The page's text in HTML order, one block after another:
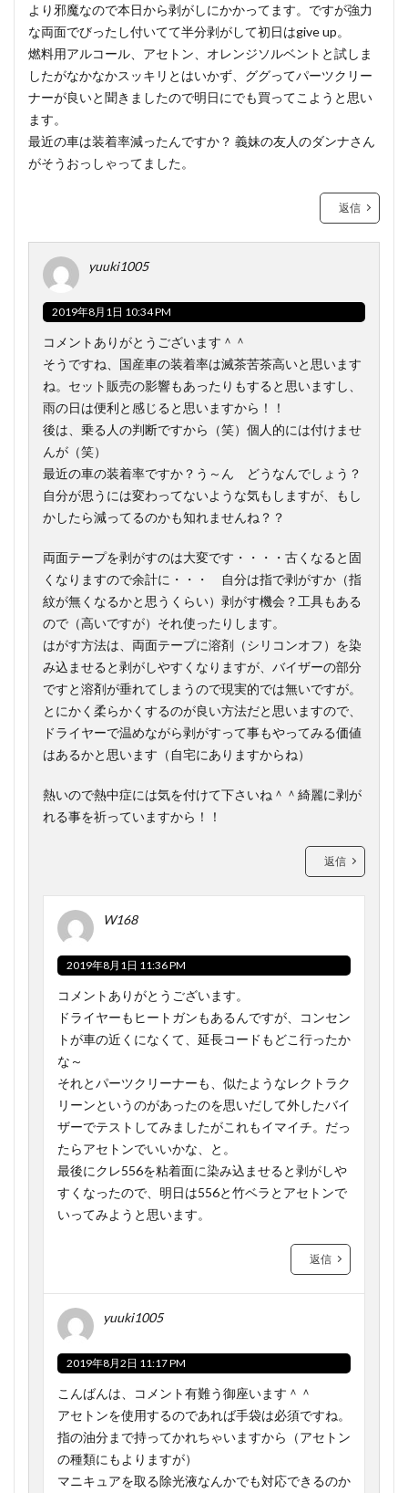
より邪魔なので本日から剥がしにかかってます。ですが強力
な両面でびったし付いてて半分剥がして初日はgive up。
燃料用アルコール、アセトン、オレンジソルベントと試しま
したがなかなかスッキリとはいかず、ググってパーツクリー
ナーが良いと聞きましたので明日にでも買ってこようと思い
ます。
最近の車は装着率減ったんですか？ 義妹の友人のダンナさん
がそうおっしゃってました。
返信
yuuki1005
2019年8月1日 10:34 PM
コメントありがとうございます＾＾
そうですね、国産車の装着率は滅茶苦茶高いと思います
ね。セット販売の影響もあったりもすると思いますし、
雨の日は便利と感じると思いますから！！
後は、乗る人の判断ですから（笑）個人的には付けませ
んが（笑）
最近の車の装着率ですか？う～ん どうなんでしょう？
自分が思うには変わってないような気もしますが、もし
かしたら減ってるのかも知れませんね？？
両面テープを剥がすのは大変です・・・・古くなると固
くなりますので余計に・・・ 自分は指で剥がすか（指
紋が無くなるかと思うくらい）剥がす機会？工具もある
ので（高いですが）それ使ったりします。
はがす方法は、両面テープに溶剤（シリコンオフ）を染
み込ませると剥がしやすくなりますが、バイザーの部分
ですと溶剤が垂れてしまうので現実的では無いですが。
とにかく柔らかくするのが良い方法だと思いますので、
ドライヤーで温めながら剥がすって事もやってみる価値
はあるかと思います（自宅にありますからね）
熱いので熱中症には気を付けて下さいね＾＾綺麗に剥が
れる事を祈っていますから！！
返信
W168
2019年8月1日 11:36 PM
コメントありがとうございます。
ドライヤーもヒートガンもあるんですが、コンセン
トが車の近くになくて、延長コードもどこ行ったか
な～
それとパーツクリーナーも、似たようなレクトラク
リーンというのがあったのを思いだして外したバイ
ザーでテストしてみましたがこれもイマイチ。だっ
たらアセトンでいいかな、と。
最後にクレ556を粘着面に染み込ませると剥がしや
すくなったので、明日は556と竹ベラとアセトンで
いってみようと思います。
返信
yuuki1005
2019年8月2日 11:17 PM
こんばんは、コメント有難う御座います＾＾
アセトンを使用するのであれば手袋は必須ですね。
指の油分まで持ってかれちゃいますから（アセトン
の種類にもよりますが）
マニキュアを取る除光液なんかでも対応できるのか